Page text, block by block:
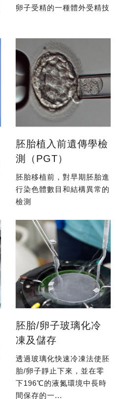
卵子受精的一種體外受精技
胚胎植入前遺傳學檢
測（PGT）
胚胎移植前，對早期胚胎進
行染色體數目和結構異常的
檢測
胚胎/卵子玻璃化冷
凍及儲存
透過玻璃化快速冷凍法使胚
胎/卵子靜止下來，並在零
下196℃的液氮環境中長時
間保存的一...